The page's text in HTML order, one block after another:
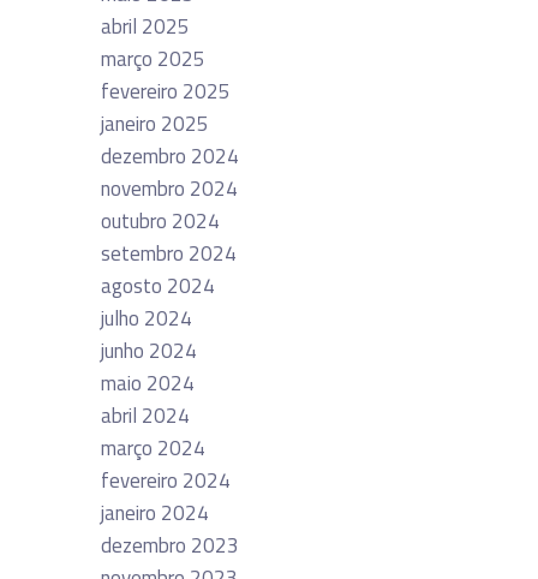
abril 2025
março 2025
fevereiro 2025
janeiro 2025
dezembro 2024
novembro 2024
outubro 2024
setembro 2024
agosto 2024
julho 2024
junho 2024
maio 2024
abril 2024
março 2024
fevereiro 2024
janeiro 2024
dezembro 2023